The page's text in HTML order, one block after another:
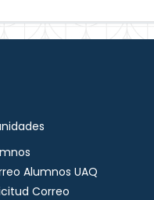
Alumnos UAQ
Correo